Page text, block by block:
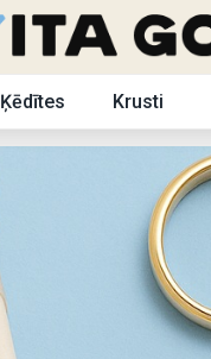
Ķēdītes Krusti